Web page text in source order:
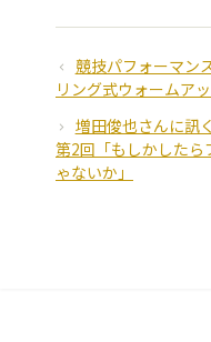
競技パフォーマン
リング式ウォームア
増田俊也さんに訊
第2回「もしかしたら
ゃないか」